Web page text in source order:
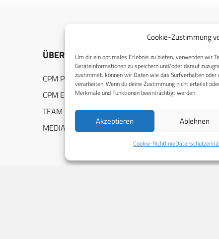
Cookie-Zustimmung
Um dir ein optimales Erlebnis zu bieten, verwenden wir
Geräteinformationen zu speichern und/oder darauf
zustimmst, können wir Daten wie das Surfverhalten
verarbeiten. Wenn du deine Zustimmung nicht erteilst
Merkmale und Funktionen beeinträchtigt werden.
Akzeptieren Ablehnen
Cookie-Richtlinie
ÜBER UNS
CPM PUBLICATIONS
CPM EVENTS
TEAM
MEDIADATEN
Cookie-Richtlinie
Compliance
Impressum